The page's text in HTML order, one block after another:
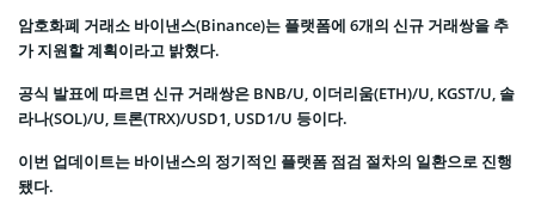
암호화폐 거래소 바이낸스(Binance)는 플랫폼에 6개의 신규 거래쌍을 추
가 지원할 계획이라고 밝혔다.
공식 발표에 따르면 신규 거래쌍은 BNB/U, 이더리움(ETH)/U, KGST/U, 솔
라나(SOL)/U, 트론(TRX)/USD1, USD1/U 등이다.
이번 업데이트는 바이낸스의 정기적인 플랫폼 점검 절차의 일환으로 진행
됐다.